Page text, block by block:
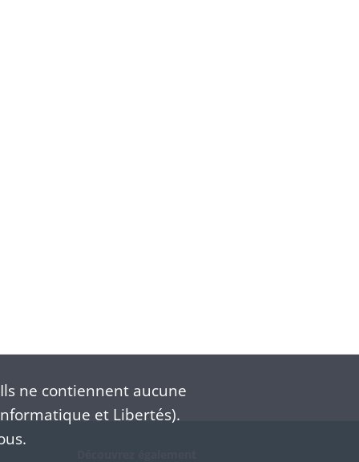
ne contiennent aucune
et Libertés).